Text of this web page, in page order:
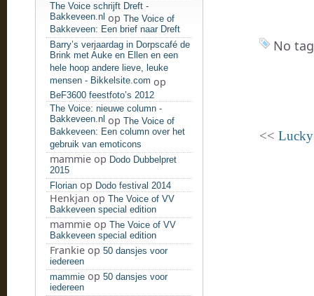
The Voice schrijft Dreft -
Bakkeveen.nl op The Voice of
Bakkeveen: Een brief naar Dreft
Barry’s verjaardag in Dorpscafé de
Brink met Auke en Ellen en een
hele hoop andere lieve, leuke
mensen - Bikkelsite.com op
BeF3600 feestfoto’s 2012
The Voice: nieuwe column -
Bakkeveen.nl op The Voice of
Bakkeveen: Een column over het
gebruik van emoticons
mammie op Dodo Dubbelpret
2015
Florian op Dodo festival 2014
Henkjan op The Voice of VV
Bakkeveen special edition
mammie op The Voice of VV
Bakkeveen special edition
Frankie op 50 dansjes voor
iedereen
mammie op 50 dansjes voor
iedereen
No
<<